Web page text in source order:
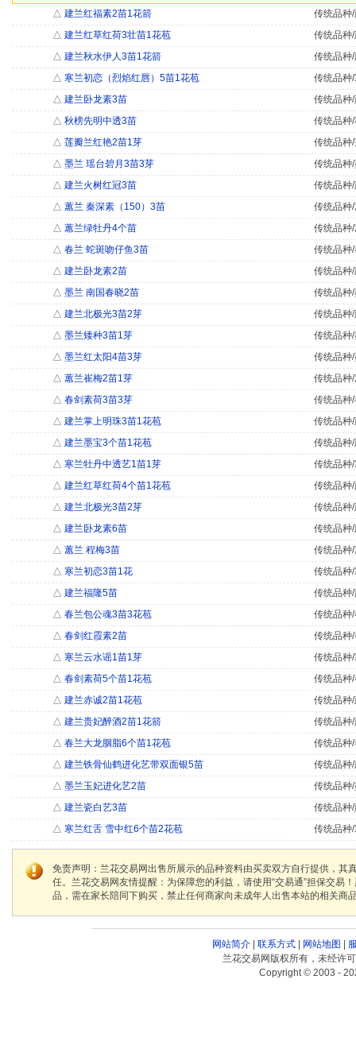
△ 建兰红福素2苗1花箭
传统品种
△ 建兰红草红荷3壮苗1花苞
传统品种
△ 建兰秋水伊人3苗1花箭
传统品种
△ 寒兰初恋（烈焰红唇）5苗1花苞
传统品种
△ 建兰卧龙素3苗
传统品种
△ 秋榜先明中透3苗
传统品种
△ 莲瓣兰红艳2苗1芽
传统品种
△ 墨兰 瑶台碧月3苗3芽
传统品种
△ 建兰火树红冠3苗
传统品种
△ 蕙兰 秦深素（150）3苗
传统品种
△ 蕙兰绿牡丹4个苗
传统品种
△ 春兰 蛇斑吻仔鱼3苗
传统品种
△ 建兰卧龙素2苗
传统品种
△ 墨兰 南国春晓2苗
传统品种
△ 建兰北极光3苗2芽
传统品种
△ 墨兰矮种3苗1芽
传统品种
△ 墨兰红太阳4苗3芽
传统品种
△ 蕙兰崔梅2苗1芽
传统品种
△ 春剑素荷3苗3芽
传统品种
△ 建兰掌上明珠3苗1花苞
传统品种
△ 建兰墨宝3个苗1花苞
传统品种
△ 寒兰牡丹中透艺1苗1芽
传统品种
△ 建兰红草红荷4个苗1花苞
传统品种
△ 建兰北极光3苗2芽
传统品种
△ 建兰卧龙素6苗
传统品种
△ 蕙兰 程梅3苗
传统品种
△ 寒兰初恋3苗1花
传统品种
△ 建兰福隆5苗
传统品种
△ 春兰包公魂3苗3花苞
传统品种
△ 春剑红霞素2苗
传统品种
△ 寒兰云水谣1苗1芽
传统品种
△ 春剑素荷5个苗1花苞
传统品种
△ 建兰赤诚2苗1花苞
传统品种
△ 建兰贵妃醉酒2苗1花箭
传统品种
△ 春兰大龙胭脂6个苗1花苞
传统品种
△ 建兰铁骨仙鹤进化艺带双面银5苗
传统品种
△ 墨兰玉妃进化艺2苗
传统品种
△ 建兰瓷白艺3苗
传统品种
△ 寒兰红舌 雪中红6个苗2花苞 传统品种
免责声明：兰花交易网出售所展示的品种资料由买卖双方自行提供，
任。兰花交易网友情提醒：为保障您的利益，请使用“交易通”担保交
品，需在家长陪同下购买，禁止任何商家向未成年人出售本站的相关商
网站简介| 联系方式| 网站地图
兰花交易网版权所有，未经许
Copyright © 2003 -